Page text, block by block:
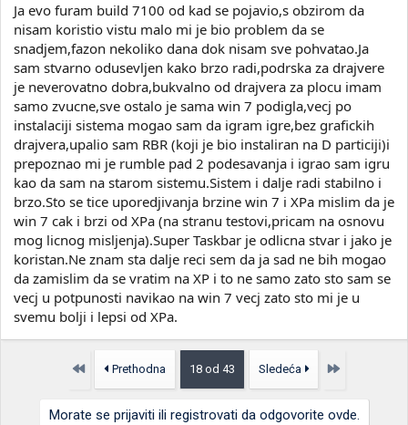
Ja evo furam build 7100 od kad se pojavio,s obzirom da
nisam koristio vistu malo mi je bio problem da se
snadjem,fazon nekoliko dana dok nisam sve pohvatao.Ja
sam stvarno odusevljen kako brzo radi,podrska za drajvere
je neverovatno dobra,bukvalno od drajvera za plocu imam
samo zvucne,sve ostalo je sama win 7 podigla,vecj po
instalaciji sistema mogao sam da igram igre,bez grafickih
drajvera,upalio sam RBR (koji je bio instaliran na D particiji)i
prepoznao mi je rumble pad 2 podesavanja i igrao sam igru
kao da sam na starom sistemu.Sistem i dalje radi stabilno i
brzo.Sto se tice uporedjivanja brzine win 7 i XPa mislim da je
win 7 cak i brzi od XPa (na stranu testovi,pricam na osnovu
mog licnog misljenja).Super Taskbar je odlicna stvar i jako je
koristan.Ne znam sta dalje reci sem da ja sad ne bih mogao
da zamislim da se vratim na XP i to ne samo zato sto sam se
vecj u potpunosti navikao na win 7 vecj zato sto mi je u
svemu bolji i lepsi od XPa.
Prvo Prethodna 18 od 43 Sledeća Poslednja
Morate se prijaviti ili registrovati da odgovorite ovde.